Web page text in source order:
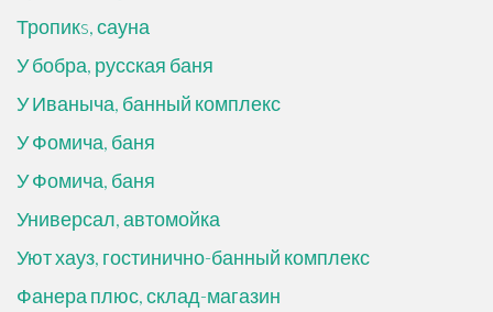
Тропикs, сауна
У бобра, русская баня
У Иваныча, банный комплекс
У Фомича, баня
У Фомича, баня
Универсал, автомойка
Уют хауз, гостинично-банный комплекс
Фанера плюс, склад-магазин